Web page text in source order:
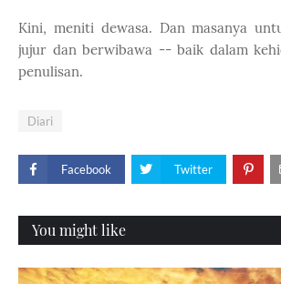
Kini, meniti dewasa. Dan masanya
jujur dan berwibawa -- baik dalam
penulisan.
Diari
Facebook Twitter
You might like